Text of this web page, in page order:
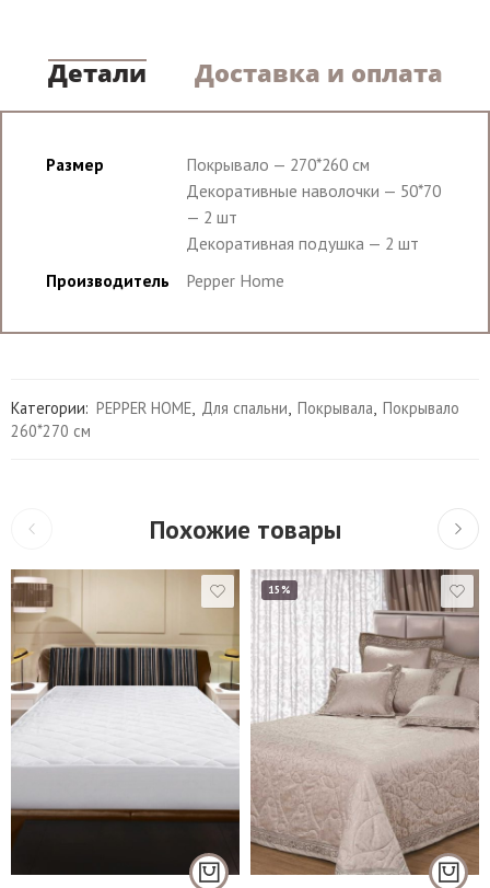
Детали Доставка и оплата
Размер
Покрывало — 270*260 см
Декоративные наволочки — 50*70
— 2 шт
Декоративная подушка — 2 шт
Производитель
Pepper Home
Категории: PEPPER HOME, Для спальни, Покрывала, Покрывало
260*270 см
Похожие товары
160*200 см
15%
Евро (240*260 см.)
Евро Макси (270*270
см.)